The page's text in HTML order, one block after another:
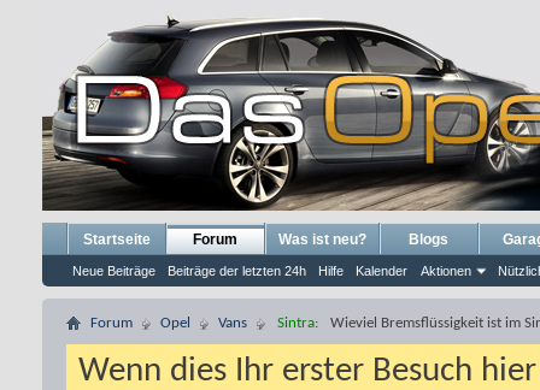
Startseite Forum
Neue Beiträge Beiträge der letzten 24h Hilfe Kalender Aktionen
Was ist neu? Blogs
Forum Opel Vans Sintra: Wieviel Bremsflüssigkeit ist im
Wenn dies Ihr erster Besuch